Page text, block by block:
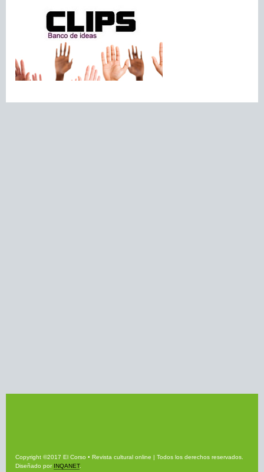
Copyright ©2017 El Corso • Revista cultural online | Todos los derechos reservados.
Diseñado por INQANET.